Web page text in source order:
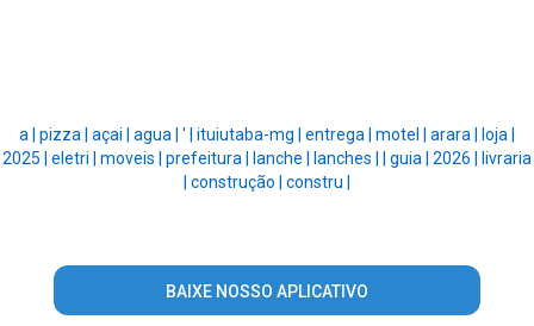
a | pizza | açai | agua | ' | ituiutaba-mg | entrega | motel | arara |
loja |
2025 | eletri | moveis | prefeitura | lanche | lanches | guia | 2026 |
livraria
construção | constru |
BAIXE NOSSO APLICATIVO